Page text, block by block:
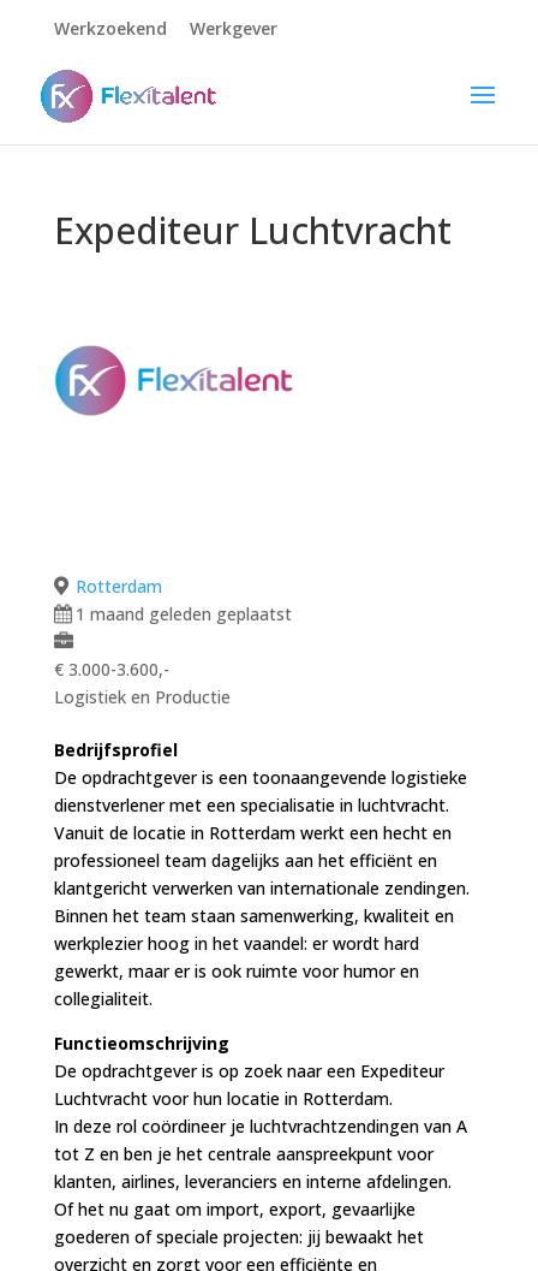
Werkzoekend Werkgever
Expediteur Luchtvracht
Rotterdam
1 maand geleden geplaatst
€ 3.000-3.600,-
Logistiek en Productie
Bedrijfsprofiel
De opdrachtgever is een toonaangevende logistieke
dienstverlener met een specialisatie in luchtvracht.
Vanuit de locatie in Rotterdam werkt een hecht en
professioneel team dagelijks aan het efficiënt en
klantgericht verwerken van internationale zendingen.
Binnen het team staan samenwerking, kwaliteit en
werkplezier hoog in het vaandel: er wordt hard
gewerkt, maar er is ook ruimte voor humor en
collegialiteit.
Functieomschrijving
De opdrachtgever is op zoek naar een Expediteur
Luchtvracht voor hun locatie in Rotterdam.
In deze rol coördineer je luchtvrachtzendingen van A
tot Z en ben je het centrale aanspreekpunt voor
klanten, airlines, leveranciers en interne afdelingen.
Of het nu gaat om import, export, gevaarlijke
goederen of speciale projecten: jij bewaakt het
overzicht en zorgt voor een efficiënte en